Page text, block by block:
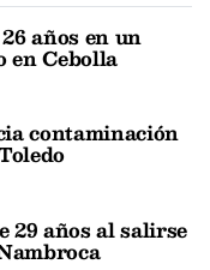
años en un
en Cebolla
contaminación
29 años al salirse